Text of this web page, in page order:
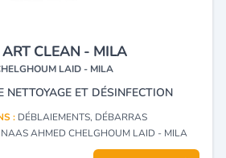
CLEAN - MILA
LAID - MILA
NETTOYAGE ET DÉSINFECTION
: DÉBLAIEMENTS, DÉBARRAS
AHMED CHELGHOUM LAID - MILA